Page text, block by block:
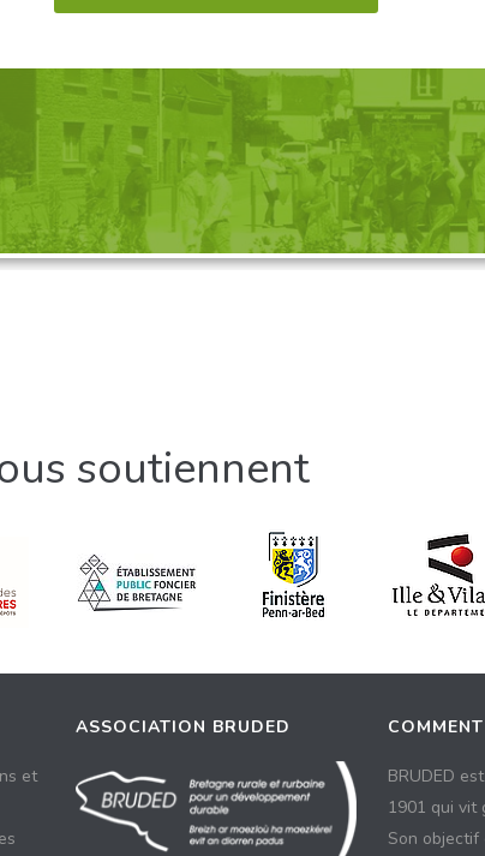
D'UNE VISITE,
Découvrez nos propositions
soutiennent
et
ASSOCIATION BRUDED
BRUDED
1901 qui vit
Son